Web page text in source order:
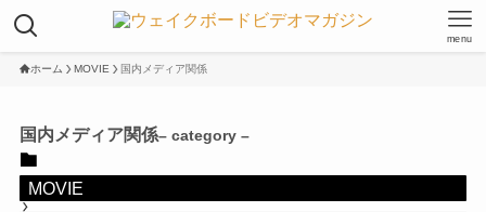
menu
ホーム MOVIE 国内メディア関係
国内メディア関係– category –
MOVIE